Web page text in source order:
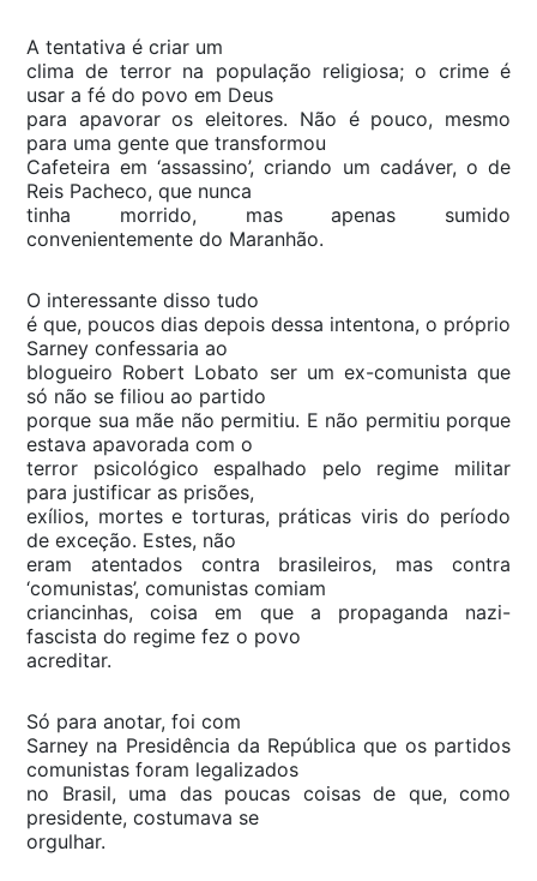
A tentativa é criar um
clima de terror na população religiosa; o crime é
usar a fé do povo em Deus
para apavorar os eleitores. Não é pouco, mesmo
para uma gente que transformou
Cafeteira em ‘assassino’, criando um cadáver, o de
Reis Pacheco, que nunca
tinha morrido, mas apenas sumido
convenientemente do Maranhão.
O interessante disso tudo
é que, poucos dias depois dessa intentona, o próprio
Sarney confessaria ao
blogueiro Robert Lobato ser um ex-comunista que
só não se filiou ao partido
porque sua mãe não permitiu. E não permitiu porque
estava apavorada com o
terror psicológico espalhado pelo regime militar
para justificar as prisões,
exílios, mortes e torturas, práticas viris do período
de exceção. Estes, não
eram atentados contra brasileiros, mas contra
‘comunistas’, comunistas comiam
criancinhas, coisa em que a propaganda nazi-
fascista do regime fez o povo
acreditar.
Só para anotar, foi com
Sarney na Presidência da República que os partidos
comunistas foram legalizados
no Brasil, uma das poucas coisas de que, como
presidente, costumava se
orgulhar.